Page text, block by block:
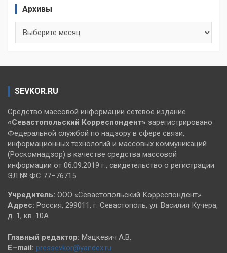
Архивы
SEVKOR.RU
Средство массовой информации сетевое издание
«Севастопольский Корреспондент» зарегистрировано
Федеральной службой по надзору в сфере связи,
информационных технологий и массовых коммуникаций
(Роскомнадзор) в качестве средства массовой
информации от 06.09.2019 г., свидетельство о регистрации
ЭЛ № ФС 77–76715
Учредитель: ООО «Севастопольский Корреспондент».
Адрес: Россия, 299011, г. Севастополь, ул. Василия Кучера,
д. 1, кв. 10А
Главный редактор: Мацкевич А.В.
E–mail: pressevkor@yandex.ru